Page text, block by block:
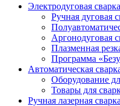
Электродуговая
Ручная дуговая
Аргонодуговая
Плазменная
Программа
Автоматическая
Оборудование
Товары для
Ручная лазерная